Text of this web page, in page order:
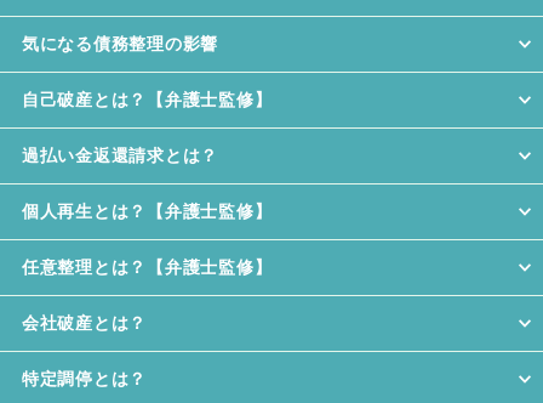
気になる債務整理の影響
自己破産とは？【弁護士監修】
過払い金返還請求とは？
個人再生とは？【弁護士監修】
任意整理とは？【弁護士監修】
会社破産とは？
特定調停とは？